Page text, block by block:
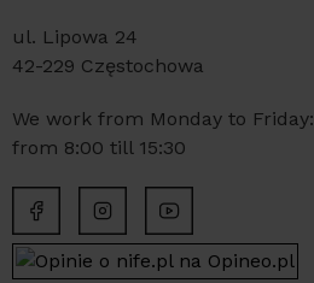
ul. Lipowa 24
42-229 Częstochowa
We work from Monday to Friday:
from 8:00 till 15:30